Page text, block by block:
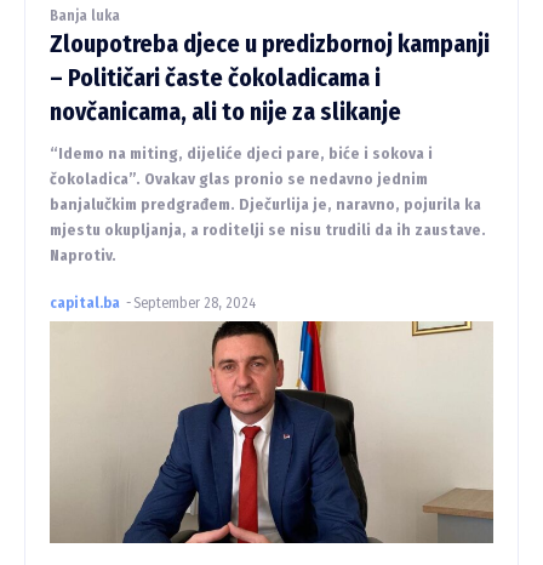
Banja luka
Zloupotreba djece u predizbornoj kampanji
– Političari časte čokoladicama i
novčanicama, ali to nije za slikanje
“Idemo na miting, dijeliće djeci pare, biće i sokova i
čokoladica”. Ovakav glas pronio se nedavno jednim
banjalučkim predgrađem. Dječurlija je, naravno, pojurila ka
mjestu okupljanja, a roditelji se nisu trudili da ih zaustave.
Naprotiv.
capital.ba - September 28, 2024